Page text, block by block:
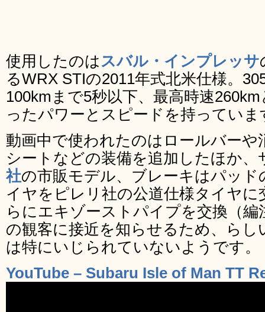
使用したのはスバル・インプレッサ
るWRX STIの2011年式北米仕様。
100kmまで5秒以下、最高時速
ったパワーとスピードを持っていま
動画中で使われたのはロールバー
シートなどの装備を追加したほか
社の市販モデル、ブレーキはパッ
イヤをピレリ社の公道仕様タイヤに
らにエキゾーストパイプを交換（
の観客に接近を知らせるため、ら
は特にいじられていないようです。
YouTube – Subaru Isle of Man TT